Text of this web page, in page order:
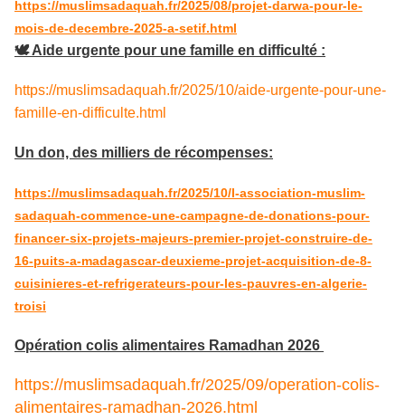
https://muslimsadaquah.fr/2025/08/projet-darwa-pour-le-
mois-de-decembre-2025-a-setif.html
🕊️ Aide urgente pour une famille en difficulté :
https://muslimsadaquah.fr/2025/10/aide-urgente-pour-une-
famille-en-difficulte.html
Un don, des milliers de récompenses:
https://muslimsadaquah.fr/2025/10/l-association-muslim-
sadaquah-commence-une-campagne-de-donations-pour-
financer-six-projets-majeurs-premier-projet-construire-de-
16-puits-a-madagascar-deuxieme-projet-acquisition-de-8-
cuisinieres-et-refrigerateurs-pour-les-pauvres-en-algerie-
troisi
Opération colis alimentaires Ramadhan 2026
https://muslimsadaquah.fr/2025/09/operation-colis-
alimentaires-ramadhan-2026.html